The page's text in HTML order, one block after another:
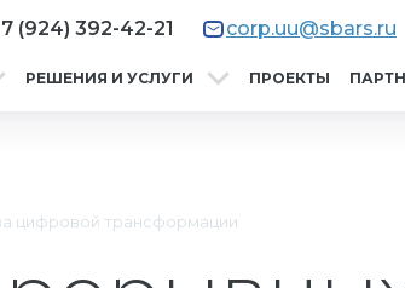
(924) 392-42-21 corp.uu@sbars.ru
РЕШЕНИЯ И УСЛУГИ ПРОЕКТЫ
цифровой трансформации